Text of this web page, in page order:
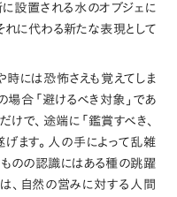
設置される水のオブジェに
れに代わる新たな表現として
時には恐怖さえも覚えてしま
場合 「 避けるべき対象 」 であ
けで、 途端に 「 鑑賞すべき、
げます。 人の手によって乱雑
ものの認識にはある種の跳躍
、 自然の営みに対する人間